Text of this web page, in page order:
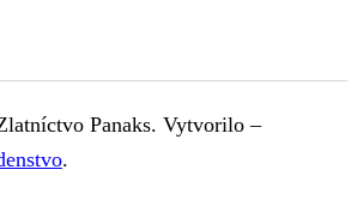
Panaks. Vytvorilo –
.